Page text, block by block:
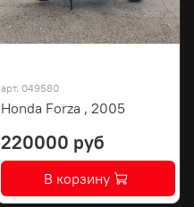
арт. 049580
Honda Forza , 2005
220000 руб
В корзину